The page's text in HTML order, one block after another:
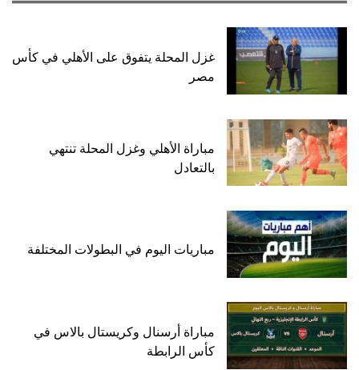
غزل المحلة يتفوق على الأهلي في كأس
مصر
مباراة الأهلي وغزل المحلة تنتهي
بالتعادل
مباريات اليوم في البطولات المختلفة
مباراة أرسنال وكريستال بالاس في
كأس الرابطة